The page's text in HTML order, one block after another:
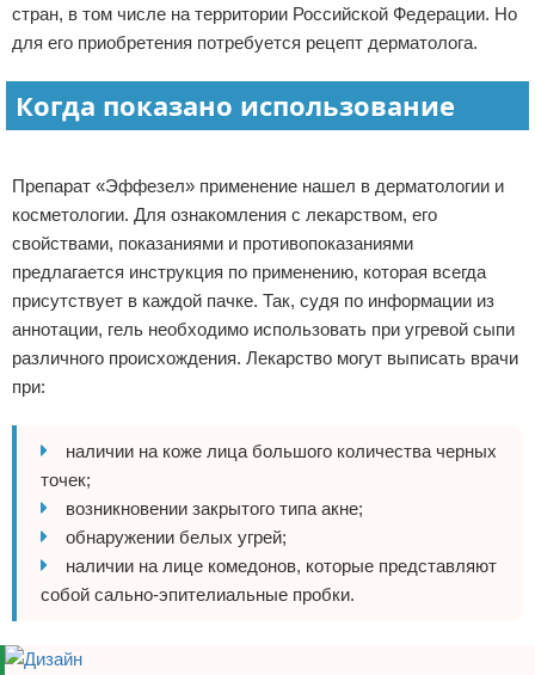
стран, в том числе на территории Российской Федерации. Но
для его приобретения потребуется рецепт дерматолога.
Когда показано использование
Препарат «Эффезел» применение нашел в дерматологии и
косметологии. Для ознакомления с лекарством, его
свойствами, показаниями и противопоказаниями
предлагается инструкция по применению, которая всегда
присутствует в каждой пачке. Так, судя по информации из
аннотации, гель необходимо использовать при угревой сыпи
различного происхождения. Лекарство могут выписать врачи
при:
наличии на коже лица большого количества черных
точек;
возникновении закрытого типа акне;
обнаружении белых угрей;
наличии на лице комедонов, которые представляют
собой сально-эпителиальные пробки.